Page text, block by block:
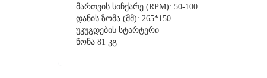
მართვის სიჩქარე (RPM): 50-100
დანის ზომა (მმ): 265*150
უკუგდების სტარტერი
წონა 81 კგ